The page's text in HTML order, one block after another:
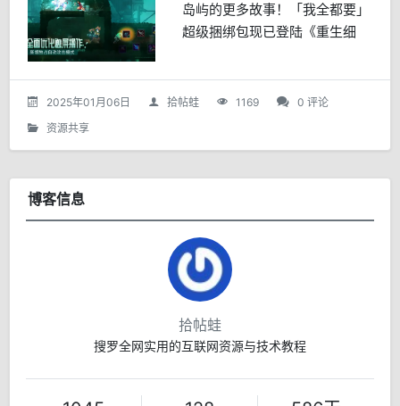
岛屿的更多故事！「我全都要」
超级捆绑包现已登陆《重生细
绍」探索怡人的植物园、涉过毒
雾萦绕的沼泽、并面对全新的敌
2025年01月06日 拾帖蛙 1169
0 评论
资源共享
博客信息
拾帖蛙
搜罗全网实用的互联网资源与技术教程